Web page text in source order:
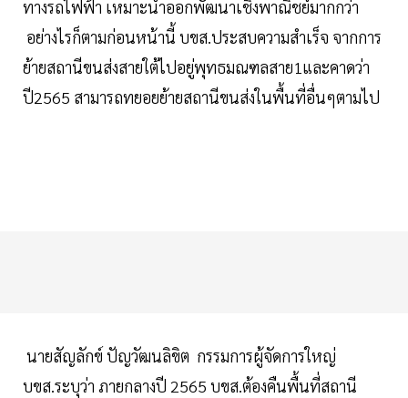
ทางรถไฟฟ้า เหมาะนำออกพัฒนาเชิงพาณิชย์มากกว่า
อย่างไรก็ตามก่อนหน้านี้ บขส.ประสบความสำเร็จ จากการ
ย้ายสถานีขนส่งสายใต้ไปอยู่พุทธมณฑลสาย1และคาดว่า
ปี2565 สามารถทยอยย้ายสถานีขนส่งในพื้นที่อื่นๆตามไป
นายสัญลักข์ ปัญวัฒนลิขิต กรรมการผู้จัดการใหญ่
บขส.ระบุว่า ภายกลางปี 2565 บขส.ต้องคืนพื้นที่สถานี